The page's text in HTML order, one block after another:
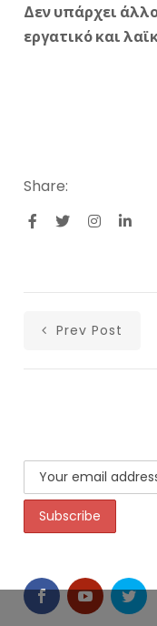
Δεν υπάρχει
εργατικό και
Share:
Prev Post